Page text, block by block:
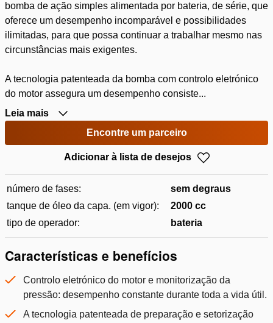
bomba de ação simples alimentada por bateria, de série, que
oferece um desempenho incomparável e possibilidades
ilimitadas, para que possa continuar a trabalhar mesmo nas
circunstâncias mais exigentes.
A tecnologia patenteada da bomba com controlo eletrónico
do motor assegura um desempenho consiste...
Leia mais
Encontre um parceiro
Adicionar à lista de desejos
número de fases:
sem degraus
tanque de óleo da capa. (em vigor):
2000 cc
tipo de operador:
bateria
Características e benefícios
Controlo eletrónico do motor e monitorização da
pressão: desempenho constante durante toda a vida útil.
A tecnologia patenteada de preparação e setorização